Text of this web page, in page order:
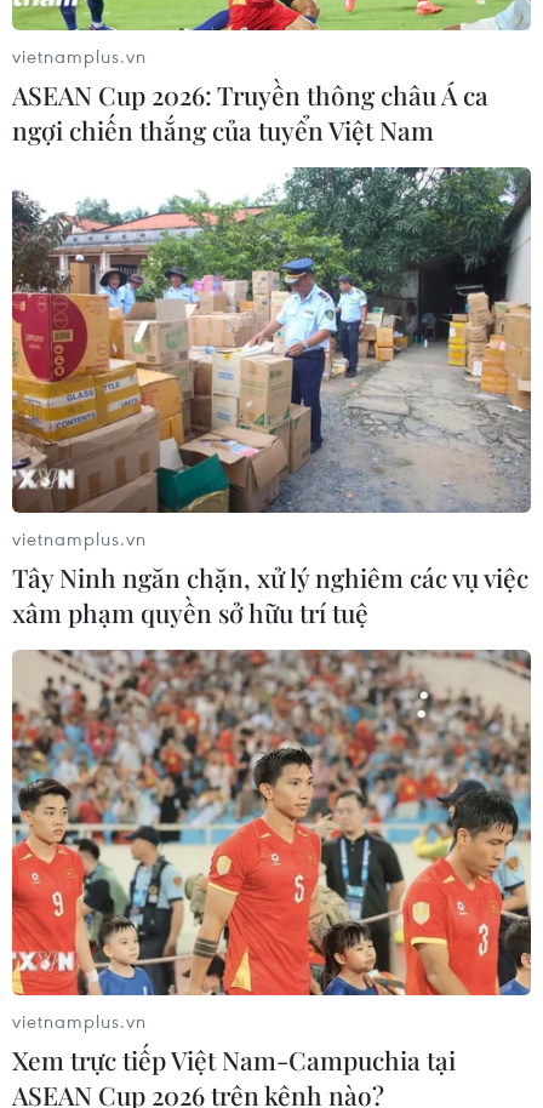
vietnamplus.vn
ASEAN Cup 2026: Truyền thông châu Á ca
ngợi chiến thắng của tuyển Việt Nam
vietnamplus.vn
Tây Ninh ngăn chặn, xử lý nghiêm các vụ việc
xâm phạm quyền sở hữu trí tuệ
vietnamplus.vn
Xem trực tiếp Việt Nam-Campuchia tại
ASEAN Cup 2026 trên kênh nào?